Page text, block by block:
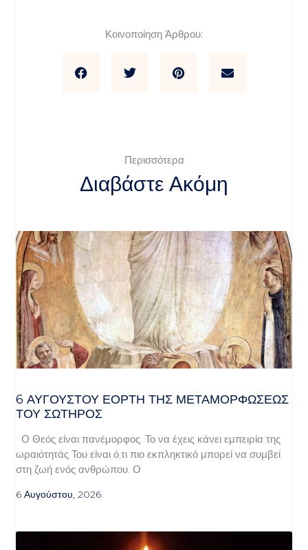
Κοινοποίηση Άρθρου:
Περισσότερα
Διαβάστε Ακόμη
6 ΑΥΓΟΥΣΤΟΥ ΕΟΡΤΗ ΤΗΣ ΜΕΤΑΜΟΡΦΩΣΕΩΣ
ΤΟΥ ΣΩΤΗΡΟΣ
Ο Θεός είναι πανέμορφος. Το να έχεις κάνει εμπειρία της
ωραιότητάς Του είναι ό,τι πιο εκπληκτικό μπορεί να συμβεί
στη ζωή ενός ανθρώπου. Ο
6 Αυγούστου, 2026